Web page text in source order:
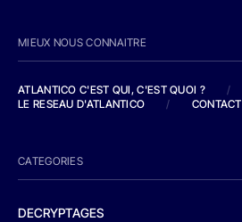
MIEUX NOUS CONNAITRE
ATLANTICO C'EST QUI, C'EST QUOI ?
/
LE RESEAU D'ATLANTICO
/ CONTACT
CATEGORIES
DECRYPTAGES